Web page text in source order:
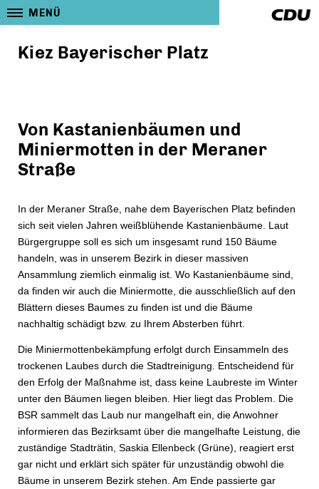
MENÜ
Kiez Bayerischer Platz
Von Kastanienbäumen und
Miniermotten in der Meraner
Straße
In der Meraner Straße, nahe dem Bayerischen Platz befinden
sich seit vielen Jahren weißblühende Kastanienbäume. Laut
Bürgergruppe soll es sich um insgesamt rund 150 Bäume
handeln, was in unserem Bezirk in dieser massiven
Ansammlung ziemlich einmalig ist. Wo Kastanienbäume sind,
da finden wir auch die Miniermotte, die ausschließlich auf den
Blättern dieses Baumes zu finden ist und die Bäume
nachhaltig schädigt bzw. zu Ihrem Absterben führt.
Die Miniermottenbekämpfung erfolgt durch Einsammeln des
trockenen Laubes durch die Stadtreinigung. Entscheidend für
den Erfolg der Maßnahme ist, dass keine Laubreste im Winter
unter den Bäumen liegen bleiben. Hier liegt das Problem. Die
BSR sammelt das Laub nur mangelhaft ein, die Anwohner
informieren das Bezirksamt über die mangelhafte Leistung, die
zuständige Stadträtin, Saskia Ellenbeck (Grüne), reagiert erst
gar nicht und erklärt sich später für unzuständig obwohl die
Bäume in unserem Bezirk stehen. Am Ende passierte gar